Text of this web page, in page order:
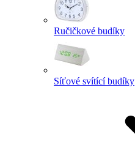
Ručičkové budíky
Síťové svítící budíky